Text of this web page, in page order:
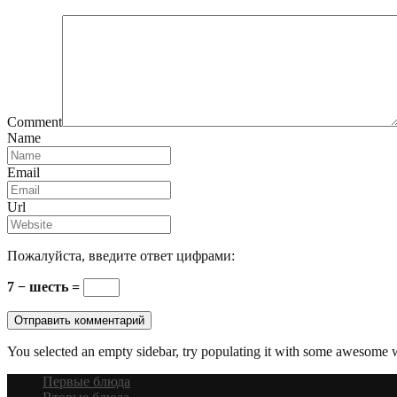
Comment
Name
Email
Url
Пожалуйста, введите ответ цифрами:
7 − шесть =
You selected an empty sidebar, try populating it with some awesome
Первые блюда